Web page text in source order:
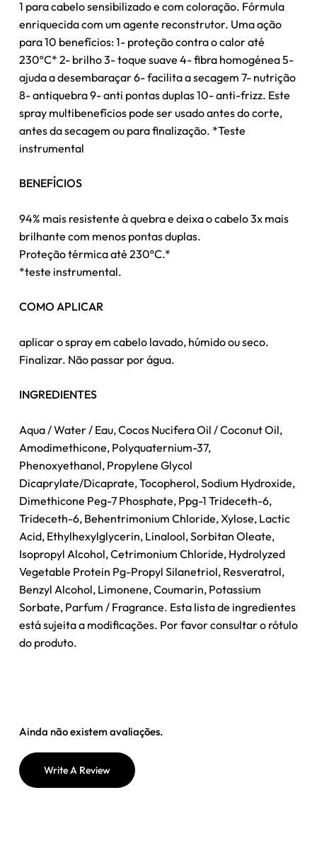
Nenhum produto no carrinho.
Go To Shop
1 para cabelo sensibilizado e com coloração. Fórmula
enriquecida com um agente reconstrutor. Uma ação
para 10 benefícios: 1- proteção contra o calor até
230ºC* 2- brilho 3- toque suave 4- fibra homogénea 5-
ajuda a desembaraçar 6- facilita a secagem 7- nutrição
8- antiquebra 9- anti pontas duplas 10- anti-frizz. Este
spray multibenefícios pode ser usado antes do corte,
antes da secagem ou para finalização. *Teste
instrumental
BENEFÍCIOS
94% mais resistente à quebra e deixa o cabelo 3x mais
brilhante com menos pontas duplas.
Proteção térmica até 230ºC.*
*teste instrumental.
COMO APLICAR
aplicar o spray em cabelo lavado, húmido ou seco.
Finalizar. Não passar por água.
INGREDIENTES
Aqua / Water / Eau, Cocos Nucifera Oil / Coconut Oil,
Amodimethicone, Polyquaternium-37,
Phenoxyethanol, Propylene Glycol
Dicaprylate/Dicaprate, Tocopherol, Sodium Hydroxide,
Dimethicone Peg-7 Phosphate, Ppg-1 Trideceth-6,
Trideceth-6, Behentrimonium Chloride, Xylose, Lactic
Acid, Ethylhexylglycerin, Linalool, Sorbitan Oleate,
Isopropyl Alcohol, Cetrimonium Chloride, Hydrolyzed
Vegetable Protein Pg-Propyl Silanetriol, Resveratrol,
Benzyl Alcohol, Limonene, Coumarin, Potassium
Sorbate, Parfum / Fragrance. Esta lista de ingredientes
está sujeita a modificações. Por favor consultar o rótulo
do produto.
Ainda não existem avaliações.
Write A Review